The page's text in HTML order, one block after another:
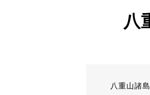
八
八重山諸